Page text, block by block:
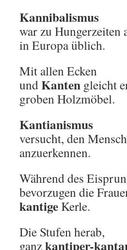
Kannibalismus
war zu Hungerzeiten
in Europa üblich.
Mit allen Ecken
undKanten gleicht
groben Holzmöbel.
Kantianismus
versucht, den
anzuerkennen.
Während des
bevorzugen die
kantige Kerle.
Die Stufen herab,
ganzkantiper-